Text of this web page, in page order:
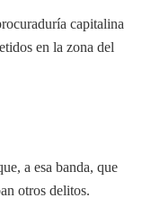
capitalina
en la zona del
a esa banda, que
otros delitos.